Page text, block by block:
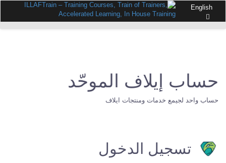
English
حساب إيلاف الموحّد
حساب واحد لجيمع خدمات ومنتجات ايلاف
تسجيل الدخول